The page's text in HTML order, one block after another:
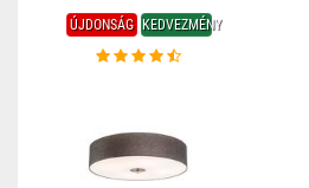
ÚJDONSÁG KEDVEZMÉNY